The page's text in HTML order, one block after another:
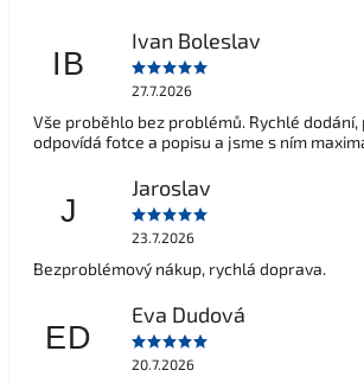
IB
Ivan Boleslav
27.7.2026
Vše proběhlo bez problémů. Rychlé
odpovídá fotce a popisu a jsme s ním
J
Jaroslav
23.7.2026
Bezproblémový nákup, rychlá doprava.
ED
Eva Dudová
20.7.2026